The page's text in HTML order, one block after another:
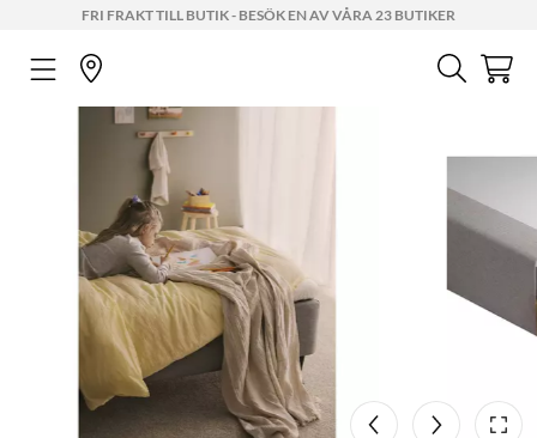
FRI FRAKT TILL BUTIK - BESÖK EN AV VÅRA 23 BUTIKER